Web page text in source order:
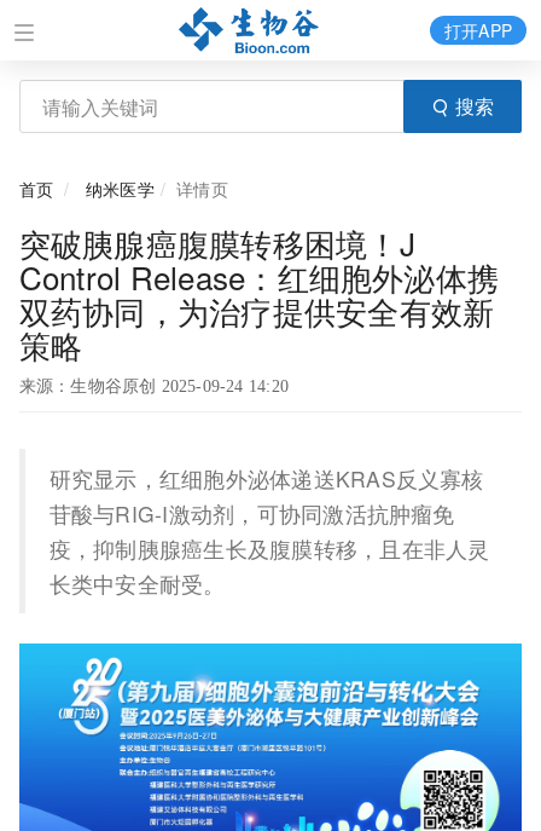
搜索
打开APP
首页 纳米医学 详情页
突破胰腺癌腹膜转移困境！J
Control Release：红细胞外泌体携
双药协同，为治疗提供安全有效新
策略
来源：生物谷原创 2025-09-24 14:20
研究显示，红细胞外泌体递送KRAS反义寡核
苷酸与RIG-I激动剂，可协同激活抗肿瘤免
疫，抑制胰腺癌生长及腹膜转移，且在非人灵
长类中安全耐受。